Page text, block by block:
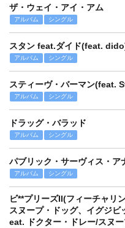
ザ・ウェイ・アイ・アム
アルバム シングル
スタン feat.ダイド(feat.
アルバム シングル
スティーヴ・バーマン(feat.
アルバム シングル
ドラッグ・バラッド
アルバム シングル
パブリック・サーヴィス・ア
アルバム シングル
ビ**プリーズII(フィーチャリ
スヌープ・ドッグ、イグジ
eat. ドクター・ドレー/スヌ